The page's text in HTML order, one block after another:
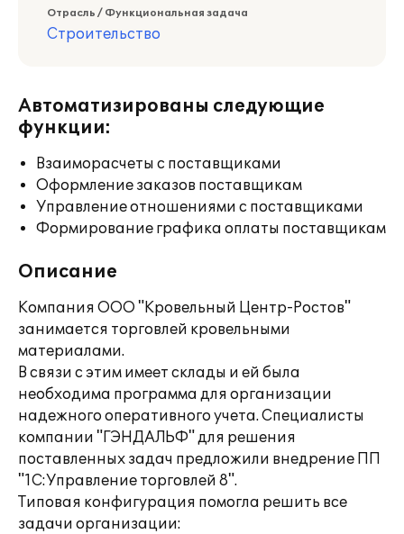
Отрасль / Функциональная задача
Строительство
Автоматизированы следующие
функции:
Взаиморасчеты с поставщиками
Оформление заказов поставщикам
Управление отношениями с поставщиками
Формирование графика оплаты поставщикам
Описание
Компания ООО "Кровельный Центр-Ростов"
занимается торговлей кровельными
материалами.
В связи с этим имеет склады и ей была
необходима программа для организации
надежного оперативного учета. Специалисты
компании "ГЭНДАЛЬФ" для решения
поставленных задач предложили внедрение ПП
"1С:Управление торговлей 8".
Типовая конфигурация помогла решить все
задачи организации: